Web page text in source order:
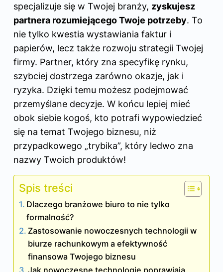
specjalizuje się w Twojej branży, zyskujesz
partnera rozumiejącego Twoje potrzeby. To
nie tylko kwestia wystawiania faktur i
papierów, lecz także rozwoju strategii Twojej
firmy. Partner, który zna specyfikę rynku,
szybciej dostrzega zarówno okazje, jak i
ryzyka. Dzięki temu możesz podejmować
przemyślane decyzje. W końcu lepiej mieć
obok siebie kogoś, kto potrafi wypowiedzieć
się na temat Twojego biznesu, niż
przypadkowego „trybika”, który ledwo zna
nazwy Twoich produktów!
Spis treści
Dlaczego branżowe biuro to nie tylko
formalność?
Zastosowanie nowoczesnych technologii w
biurze rachunkowym a efektywność
finansowa Twojego biznesu
Jak nowoczesne technologie poprawiają